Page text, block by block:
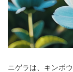
ニゲラは、キンポ